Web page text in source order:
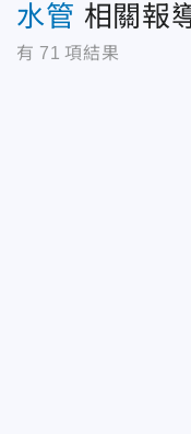
水管 相關報
有 71 項結果